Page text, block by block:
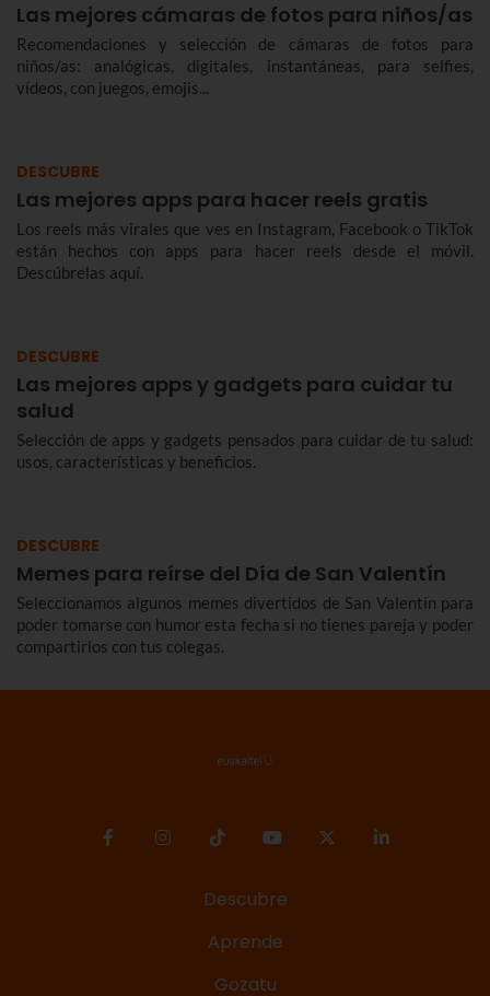
Las mejores cámaras de fotos para niños/as
Recomendaciones y selección de cámaras de fotos para
niños/as: analógicas, digitales, instantáneas, para selfies,
vídeos, con juegos, emojis...
DESCUBRE
Las mejores apps para hacer reels gratis
Los reels más virales que ves en Instagram, Facebook o TikTok
están hechos con apps para hacer reels desde el móvil.
Descúbrelas aquí.
DESCUBRE
Las mejores apps y gadgets para cuidar tu
salud
Selección de apps y gadgets pensados para cuidar de tu salud:
usos, características y beneficios.
DESCUBRE
Memes para reírse del Día de San Valentín
Seleccionamos algunos memes divertidos de San Valentín para
poder tomarse con humor esta fecha si no tienes pareja y poder
compartirlos con tus colegas.
Descubre
Aprende
Gozatu